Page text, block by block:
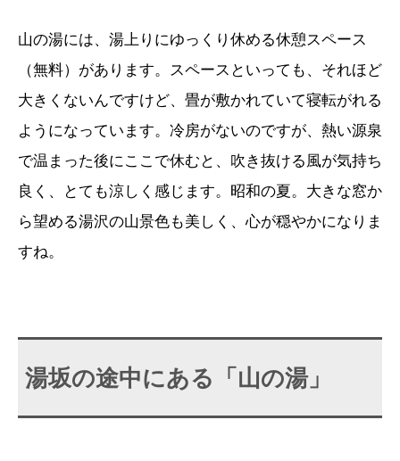
山の湯には、湯上りにゆっくり休める休憩スペース
（無料）があります。スペースといっても、それほど
大きくないんですけど、畳が敷かれていて寝転がれる
ようになっています。冷房がないのですが、熱い源泉
で温まった後にここで休むと、吹き抜ける風が気持ち
良く、とても涼しく感じます。昭和の夏。大きな窓か
ら望める湯沢の山景色も美しく、心が穏やかになりま
すね。
湯坂の途中にある「山の湯」